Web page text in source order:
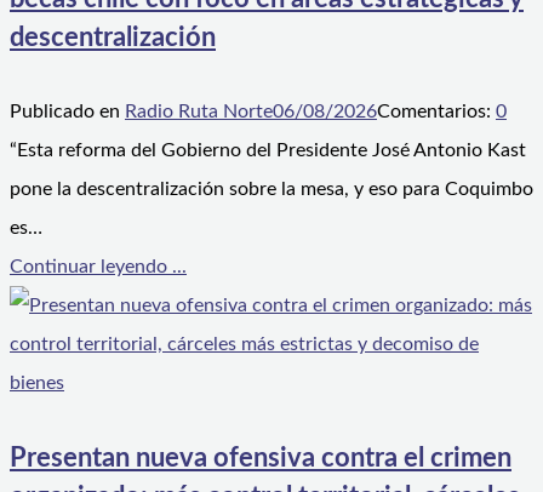
descentralización
Publicado en Radio Ruta Norte06/08/2026Comentarios: 0
“Esta reforma del Gobierno del Presidente José Antonio Kast
pone la descentralización sobre la mesa, y eso para Coquimbo
es…
Continuar leyendo ...
Presentan nueva ofensiva contra el crimen